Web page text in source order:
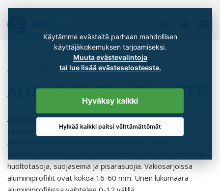
Tuotteet
Mekaaniset rakenneosat
Alumiiniprofiilit Maytec
ALUMIINIPROFIILIT MAYTEC
Alumiiniprofiilit taipuvat moneen käyttökohteeseen ja -
tarpeeseen modulaarisen rakenteensa ansiosta.
Alumiiniprofiilien valikoimaamme kuuluu yli 180 eri
alumiiniprofiilimallia, joista rakennamme mm. koneenrunkoja,
huoltotasoja, suojaseiniä ja pisarasuojia. Vakiosarjoissa
alumiiniprofiilit ovat kokoa 16-60 mm. Urien lukumäärä
Käytämme evästeitä parhaan mahdollisen
Muuta evästevalintoja
tai lue lisää evästeselosteesta.
Hyväksy kaikki
Hylkää kaikki paitsi välttämättömät